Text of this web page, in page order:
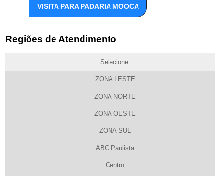
VISITA PARA PADARIA MOOCA
Regiões de Atendimento
Selecione:
ZONA LESTE
ZONA NORTE
ZONA OESTE
ZONA SUL
ABC Paulista
Centro